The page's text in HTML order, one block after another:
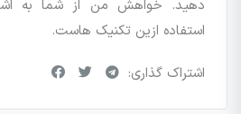
دهید. خواهش من از شما به
استفاده ازین تکنیک هاست.
اشتراک گذاری: